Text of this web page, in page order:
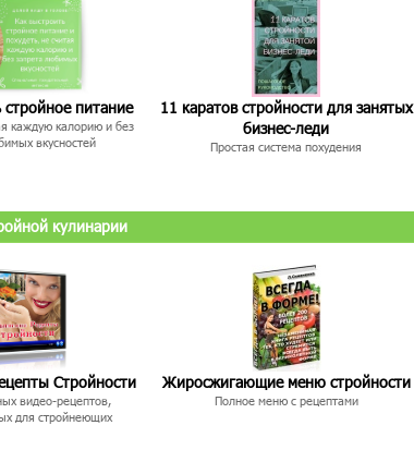
стройное питание
каждую калорию и без
вкусностей
11 каратов стройности для занятых
бизнес-леди
Простая система похудения
кулинарии
Стройности
видео-рецептов,
для стройнеющих
Жиросжигающие меню стройности
Полное меню с рецептами